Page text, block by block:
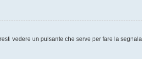
vedere un pulsante che serve per fare la